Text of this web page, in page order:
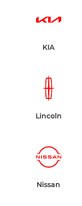
KIA
Lincoln
Nissan